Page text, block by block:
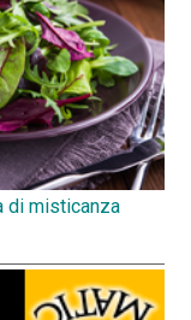
di misticanza